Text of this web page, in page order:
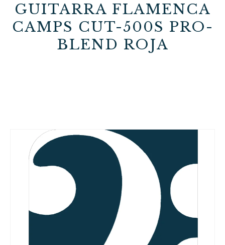
GUITARRA FLAMENCA
CAMPS CUT-500S PRO-
BLEND ROJA